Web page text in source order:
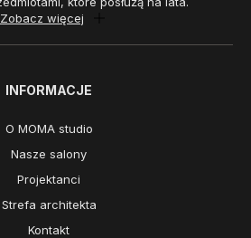
Zobacz więcej
INFORMACJE
O MOMA studio
Nasze salony
Projektanci
Strefa architekta
Kontakt